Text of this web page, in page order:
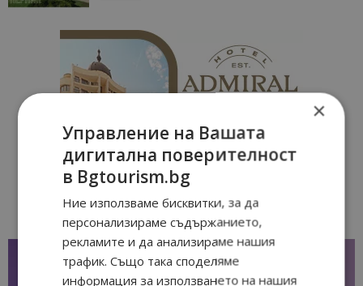
×
Управление на Вашата
дигитална поверителност
в Bgtourism.bg
Ние използваме бисквитки, за да
персонализираме съдържанието,
рекламите и да анализираме нашия
трафик. Също така споделяме
информация за използването на нашия